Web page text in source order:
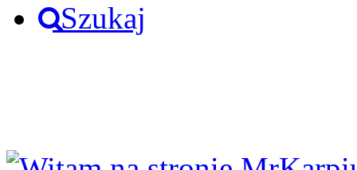
Szukaj